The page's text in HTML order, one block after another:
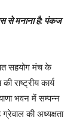
से मनाना है: पंकज
सहयोग मंच के
राष्ट्रीय कार्य
भवन में सम्पन्न
की अध्यक्षता